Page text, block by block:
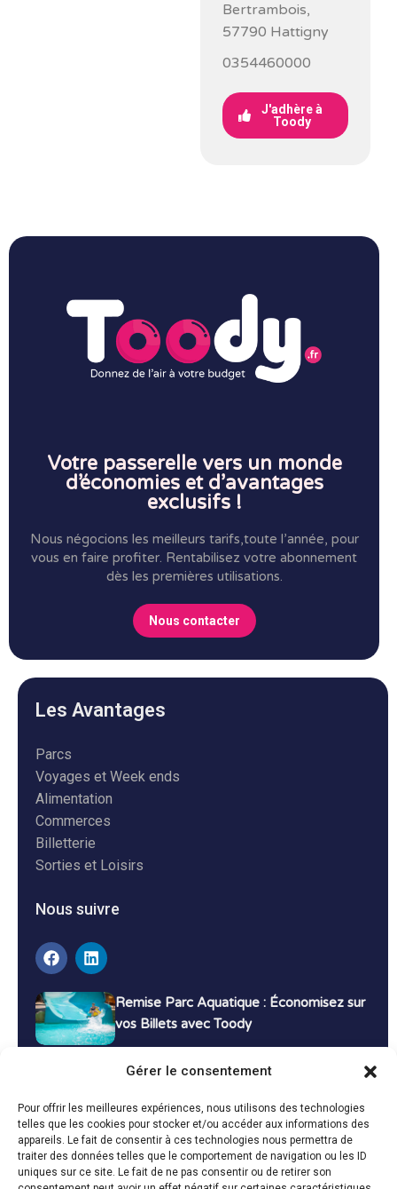
Gérer le consentement
Pour offrir les meilleures expériences, nous utilisons des technologies
telles que les cookies pour stocker et/ou accéder aux informations des
appareils. Le fait de consentir à ces technologies nous permettra de
traiter des données telles que le comportement de navigation ou les ID
uniques sur ce site. Le fait de ne pas consentir ou de retirer son
Bertrambois,
57790 Hattigny
0354460000
J'adhère à
Toody
Votre passerelle vers un monde
d’économies et d’avantages
exclusifs !
Nous négocions les meilleurs tarifs,toute l’année, pour
vous en faire profiter. Rentabilisez votre abonnement
dès les premières utilisations.
Nous contacter
Les Avantages
Parcs
Voyages et Week ends
Alimentation
Commerces
Billetterie
Sorties et Loisirs
Nous suivre
Remise Parc Aquatique : Économisez sur
vos Billets avec Toody
Bons Plans Voyage : Économisez sur vos
Vacances avec Toody
13 décembre 2024 Bon plans